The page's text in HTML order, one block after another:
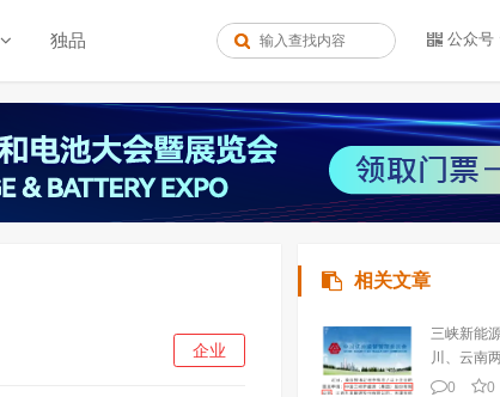
独品 公众号
企业
相关文章
三峡新能
川、云南
0
0